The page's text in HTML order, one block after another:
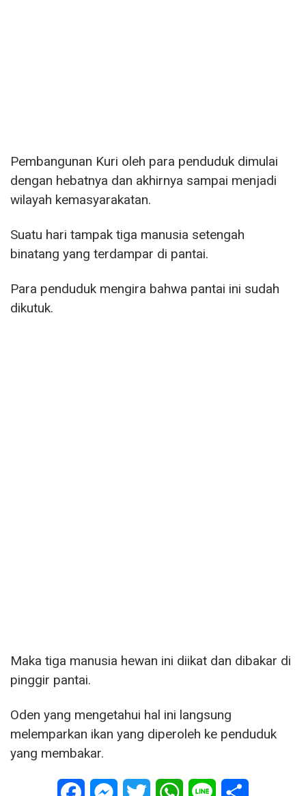
Pembangunan Kuri oleh para penduduk dimulai
dengan hebatnya dan akhirnya sampai menjadi
wilayah kemasyarakatan.
Suatu hari tampak tiga manusia setengah
binatang yang terdampar di pantai.
Para penduduk mengira bahwa pantai ini sudah
dikutuk.
Maka tiga manusia hewan ini diikat dan dibakar di
pinggir pantai.
Oden yang mengetahui hal ini langsung
melemparkan ikan yang diperoleh ke penduduk
yang membakar.
FacebookMessenger
Twitter WhatsApp
Line